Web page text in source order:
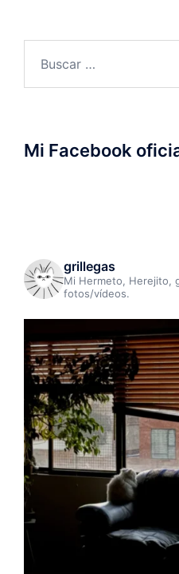
Mi Facebook
grillegas
Mi Hermeto, Herejito,
fotos/vídeos.